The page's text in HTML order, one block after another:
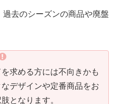
去のシーズンの商品や廃盤
求める方には不向きかも
デザインや定番商品をお
となります。